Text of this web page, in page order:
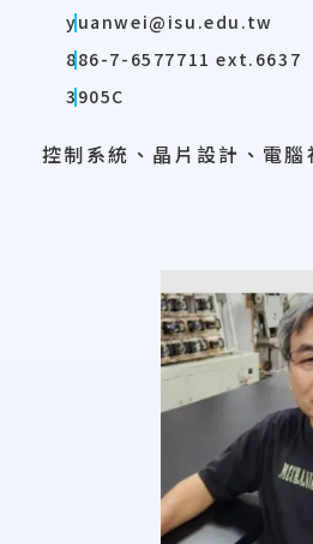
yuanwei@isu.edu.tw
886-7-6577711 ext.6637
3905C
控制系統、晶片設計、電腦